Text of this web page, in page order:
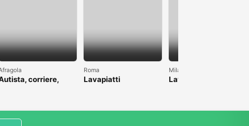
corriere,
Roma
Lavapiatti
Milano
Lavoro come pulizie